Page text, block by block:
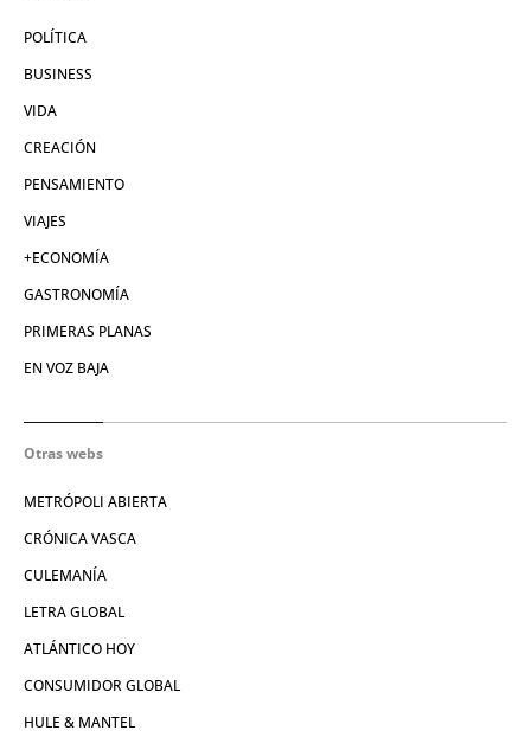
POLÍTICA
BUSINESS
VIDA
CREACIÓN
PENSAMIENTO
VIAJES
+ECONOMÍA
GASTRONOMÍA
PRIMERAS PLANAS
EN VOZ BAJA
Otras webs
METRÓPOLI ABIERTA
CRÓNICA VASCA
CULEMANÍA
LETRA GLOBAL
ATLÁNTICO HOY
CONSUMIDOR GLOBAL
HULE & MANTEL